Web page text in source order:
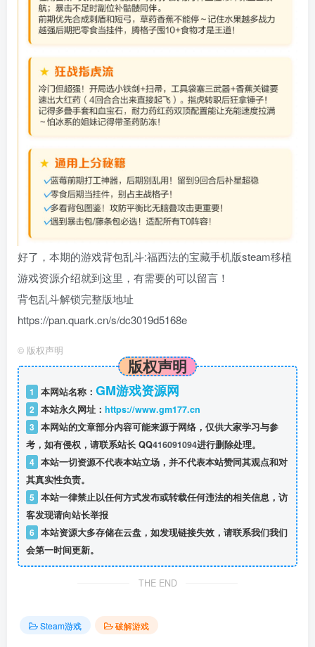
好了，本期的游戏背包乱斗:福西法的宝藏手机版steam移植
游戏资源介绍就到这里，有需要的可以留言！
背包乱斗解锁完整版地址
https://pan.quark.cn/s/dc3019d5168e
© 版权声明
版权声明
1 本网站名称： GM游戏资源网
2 本站永久网址： https://www.gm177.cn
3 本网站的文章部分内容可能来源于网络，仅供大家学习与参
考，如有侵权，请联系站长 QQ416091094进行删除处理。
4 本站一切资源不代表本站立场，并不代表本站赞同其观点和对
其真实性负责。
5 本站一律禁止以任何方式发布或转载任何违法的相关信息，访
客发现请向站长举报
6 本站资源大多存储在云盘，如发现链接失效，请联系我们我们
会第一时间更新。
THE END
Steam游戏 破解游戏